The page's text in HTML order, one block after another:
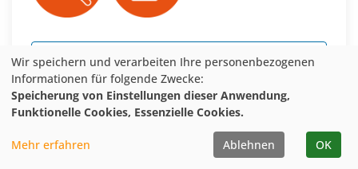
Veranstaltung merken
weitere Details
Wir speichern und verarbeiten Ihre personenbezogenen
Informationen für folgende Zwecke:
Speicherung von Einstellungen dieser Anwendung,
Funktionelle Cookies, Essenzielle Cookies.
Mehr erfahren Ablehnen OK